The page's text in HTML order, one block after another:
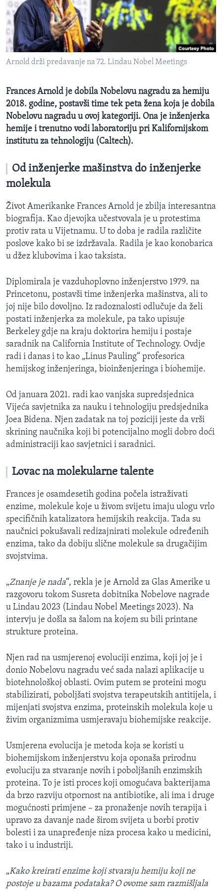
MAGAZIN
O GLASU AMERIKE
Learning English
Jezici
Arnold drži predavanje na 72. Lindau Nobel Meetings
Frances Arnold je dobila Nobelovu nagradu za hemiju
2018. godine, postavši time tek peta žena koja je dobila
Nobelovu nagradu u ovoj kategoriji. Ona je inženjerka
hemije i trenutno vodi laboratoriju pri Kalifornijskom
institutu za tehnologiju (Caltech).
Od inženjerke mašinstva do inženjerke
molekula
Život Amerikanke Frances Arnold je zbilja interesantna
biografija. Kao djevojka učestvovala je u protestima
protiv rata u Vijetnamu. U to doba je radila različite
poslove kako bi se izdržavala. Radila je kao konobarica
u džez klubovima i kao taksista.
Diplomirala je vazduhoplovno inženjerstvo 1979. na
Princetonu, postavši time inženjerka mašinstva, ali to
joj nije bilo dovoljno. Iz radoznalosti odlučuje da želi
postati inženjerka za molekule, pa tako upisuje
Berkeley gdje na kraju doktorira hemiju i postaje
saradnik na California Institute of Technology. Ovdje
radi i danas i to kao „Linus Pauling“ profesorica
hemijskog inženjeringa, bioinženjeringa i biohemije.
Od januara 2021. radi kao vanjska supredsjednica
Vijeća savjetnika za nauku i tehnologiju predsjednika
Joea Bidena. Njen zadatak na toj poziciji jeste da vrši
skrining naučnika koji bi potencijalno mogli dobro doći
administraciji kao savjetnici i saradnici.
Lovac na molekularne talente
Frances je osamdesetih godina počela istraživati
enzime, molekule koje u živom svijetu imaju ulogu vrlo
specifičnih katalizatora hemijskih reakcija. Tada su
naučnici pokušavali redizajnirati molekule određenih
enzima, tako da dobiju slične molekule sa drugačijim
svojstvima.
„Znanje je nada“, rekla je je Arnold za Glas Amerike u
razgovoru tokom Susreta dobitnika Nobelove nagrade
u Lindau 2023 (Lindau Nobel Meetings 2023). Na
intervju je došla sa šalom na kojem su bili printane
strukture proteina.
Njen rad na usmjerenoj evoluciji enzima, koji joj je i
donio Nobelovu nagradu već sada nalazi aplikacije u
biotehnološkoj oblasti. Ovim putem se proteini mogu
stabilizirati, poboljšati svojstva terapeutskih antitijela, i
mijenjati svojstva enzima, proteinskih molekula koje u
živim organizmima usmjeravaju biohemijske reakcije.
Usmjerena evolucija je metoda koja se koristi u
biohemijskom inženjerstvu koja oponaša prirodnu
evoluciju za stvaranje novih i poboljšanih enzimskih
proteina. To je isti proces koji omogućava bakterijama
da brzo razviju otpornost na antibiotike, ali ima i druge
mogućnosti primjene – za pronaženje novih terapija i
upravo za davanje nade širom svijeta u borbi protiv
bolesti i za unapređenje niza procesa kako u medicini,
tako i u industriji.
„Kako kreirati enzime koji stvaraju hemiju koji ne
postoje u bazama podataka? O ovome sam razmišljala